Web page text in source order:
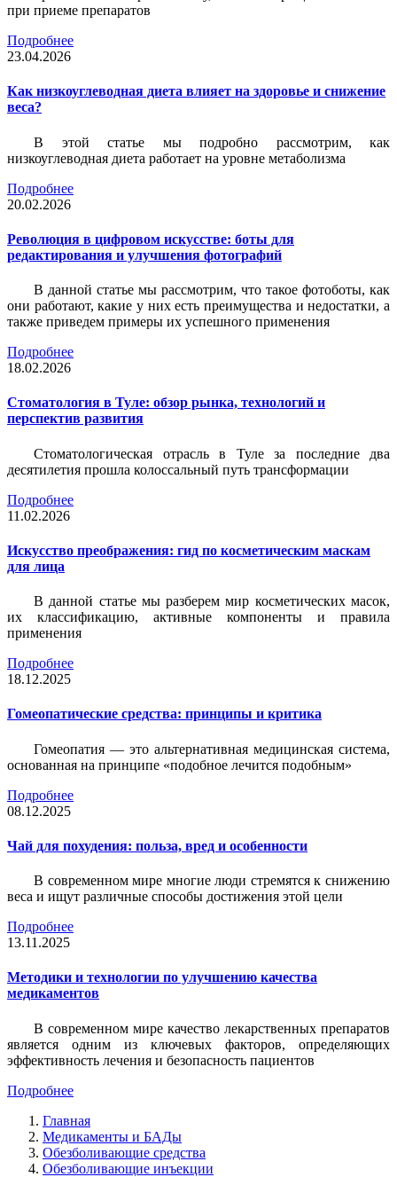
при приеме препаратов
Подробнее
23.04.2026
Как низкоуглеводная диета влияет на здоровье и снижение
веса?
В этой статье мы подробно рассмотрим, как
низкоуглеводная диета работает на уровне метаболизма
Подробнее
20.02.2026
Революция в цифровом искусстве: боты для
редактирования и улучшения фотографий
В данной статье мы рассмотрим, что такое фотоботы, как
они работают, какие у них есть преимущества и недостатки, а
также приведем примеры их успешного применения
Подробнее
18.02.2026
Стоматология в Туле: обзор рынка, технологий и
перспектив развития
Стоматологическая отрасль в Туле за последние два
десятилетия прошла колоссальный путь трансформации
Подробнее
11.02.2026
Искусство преображения: гид по косметическим маскам
для лица
В данной статье мы разберем мир косметических масок,
их классификацию, активные компоненты и правила
применения
Подробнее
18.12.2025
Гомеопатические средства: принципы и критика
Гомеопатия — это альтернативная медицинская система,
основанная на принципе «подобное лечится подобным»
Подробнее
08.12.2025
Чай для похудения: польза, вред и особенности
В современном мире многие люди стремятся к снижению
веса и ищут различные способы достижения этой цели
Подробнее
13.11.2025
Методики и технологии по улучшению качества
медикаментов
В современном мире качество лекарственных препаратов
является одним из ключевых факторов, определяющих
эффективность лечения и безопасность пациентов
Подробнее
Главная
Медикаменты и БАДы
Обезболивающие средства
Обезболивающие инъекции